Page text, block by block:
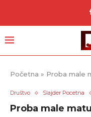
Početna » Proba male
Društvo Slajder Pocetna
Proba male